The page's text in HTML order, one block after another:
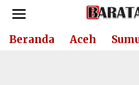
Lewati
konten
Beranda Aceh